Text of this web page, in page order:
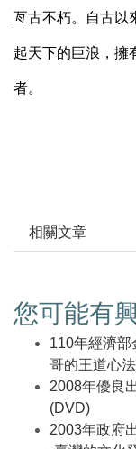
亙古不朽。自古以
起天下的巨浪，擁
者。
相關文章
您可能有
110年經濟部
哥的王道心法
2008年優良
(DVD)
2003年政府